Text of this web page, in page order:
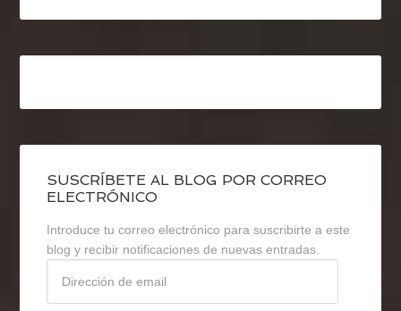
SUSCRÍBETE AL BLOG POR CORREO
ELECTRÓNICO
Introduce tu correo electrónico para suscribirte a este
blog y recibir notificaciones de nuevas entradas.
email